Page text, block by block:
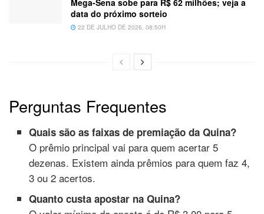
data do próximo sorteio
22 DE JULHO DE 2026, 08:50H
Perguntas Frequentes
Quais são as faixas de premiação da Quina?
O prêmio principal vai para quem acertar 5
dezenas. Existem ainda prêmios para quem faz 4,
3 ou 2 acertos.
Quanto custa apostar na Quina?